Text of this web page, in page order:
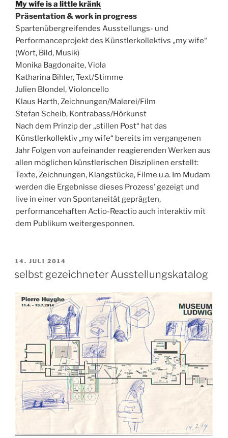
My wife is a little kränk
Präsentation & work in progress
Spartenübergreifendes Ausstellungs- und
Performanceprojekt des Künstlerkollektivs „my wife“
(Wort, Bild, Musik)
Monika Bagdonaite, Viola
Katharina Bihler, Text/Stimme
Julien Blondel, Violoncello
Klaus Harth, Zeichnungen/Malerei/Film
Stefan Scheib, Kontrabass/Hörkunst
Nach dem Prinzip der „stillen Post“ hat das
Künstlerkollektiv „my wife“ bereits im vergangenen
Jahr Folgen von aufeinander reagierenden Werken aus
allen möglichen künstlerischen Disziplinen erstellt:
Texte, Zeichnungen, Klangstücke, Filme u.a. Im Mudam
werden die Ergebnisse dieses Prozess’ gezeigt und
live in einer von Spontaneität geprägten,
performancehaften Actio-Reactio auch interaktiv mit
dem Publikum weitergesponnen.
VERÖFFENTLICHT
AM
14. JULI 2014
selbst gezeichneter Ausstellungskatalog